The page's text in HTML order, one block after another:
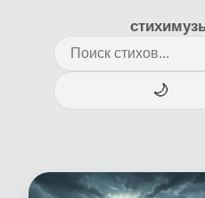
стихи
🌙